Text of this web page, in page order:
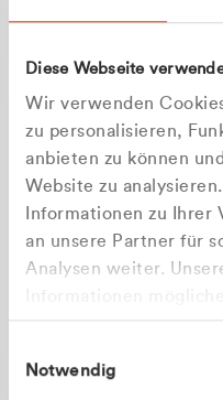
Diese Webseite
Wir verwenden
zu personalisieren,
anbieten zu können
Website zu
Informationen zu Ihrer
an unsere Partner für
Analysen weiter.
zusammen, die Sie
gesammelt haben.
Notwendig